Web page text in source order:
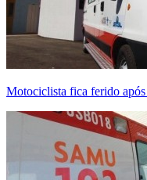
Motociclista fica ferido